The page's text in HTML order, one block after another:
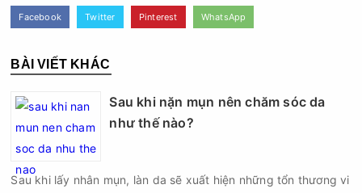
Facebook Twitter Pinterest WhatsApp
BÀI VIẾT KHÁC
Sau khi nặn mụn nên chăm sóc da
như thế nào?
Sau khi lấy nhân mụn, làn da sẽ xuất hiện những tổn thương vi